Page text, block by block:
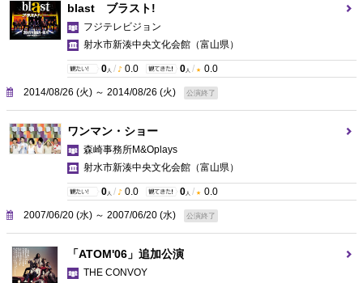
blast ブラスト!
フジテレビジョン
射水市新湊中央文化会館 （富山県）
0 人 / 0.0 0 人 / 0.0
2014/08/26 (火) ～ 2014/08/26 (火) 公演終了
ワンマン・ショー
森崎事務所M&Oplays
射水市新湊中央文化会館 （富山県）
0 人 / 0.0 0 人 / 0.0
2007/06/20 (水) ～ 2007/06/20 (水) 公演終了
「ATOM'06」追加公演
THE CONVOY